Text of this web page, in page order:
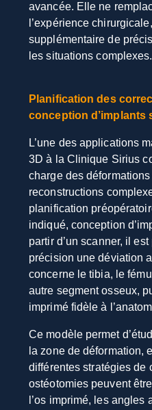
avancée. Elle ne
l’expérience
supplémentaire de
les situations complexes.
Planification des
conception d’implants
L’une des applications
3D à la Clinique Sirius
charge des
reconstructions
planification
indiqué, conception
partir d’un scanner, il
précision une déviation
concerne le tibia, le
autre segment osseux,
imprimé fidèle à
Ce modèle permet
la zone de déformation,
différentes stratégies de
ostéotomies peuvent
l’os imprimé, les